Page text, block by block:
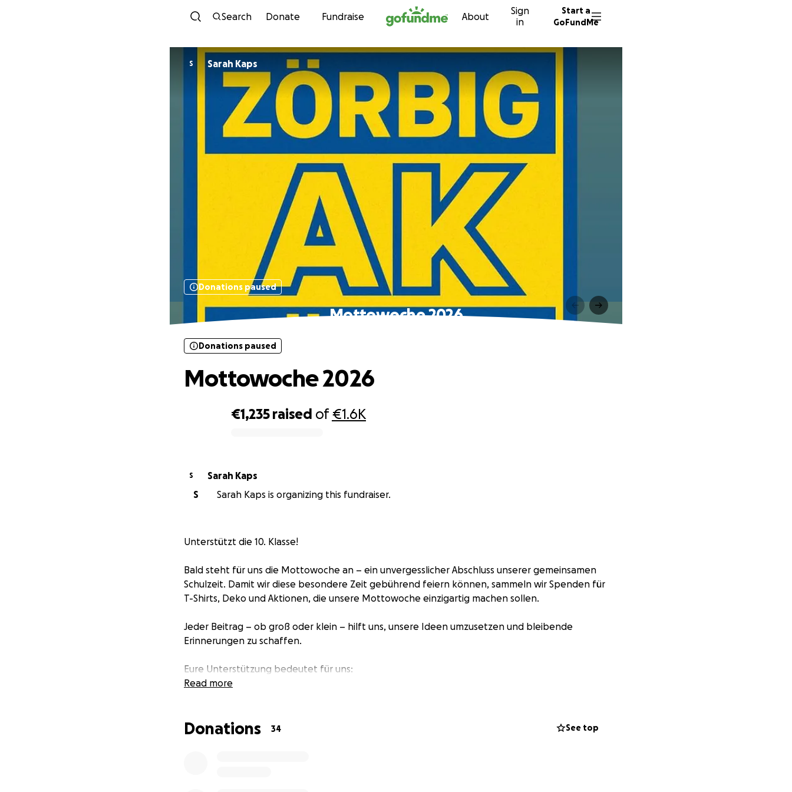
Skip to content
Search Donate Fundraise About
Sign
in
Start a
GoFundMe
S Sarah Kaps
Donations paused
Mottowoche 2026
€1,235 raised of€1.6K
Donations paused
Mottowoche 2026
S
Sarah Kaps
S
Sarah Kaps is organizing this fundraiser.
Unterstützt die 10. Klasse!
Bald steht für uns die Mottowoche an – ein unvergesslicher Abschluss unserer gemeinsamen
Schulzeit. Damit wir diese besondere Zeit gebührend feiern können, sammeln wir Spenden für
T-Shirts, Deko und Aktionen, die unsere Mottowoche einzigartig machen sollen.
Jeder Beitrag – ob groß oder klein – hilft uns, unsere Ideen umzusetzen und bleibende
Erinnerungen zu schaffen.
Eure Unterstützung bedeutet für uns:
• einheitliche Mottowoche-T-Shirts
Read more
Donations 34 See top